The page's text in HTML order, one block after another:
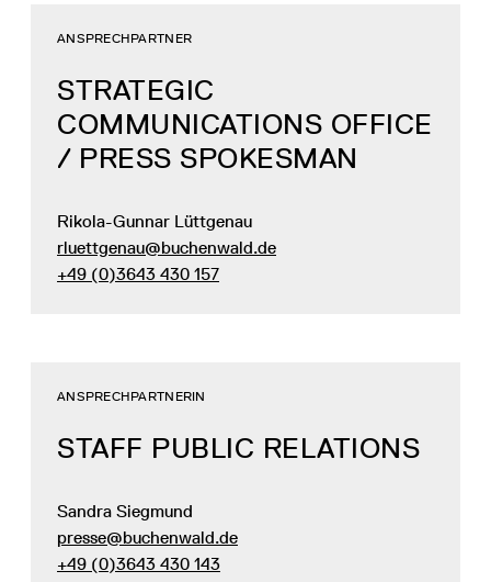
STRATEGIC
COMMUNICATIONS OFFICE
/ PRESS SPOKESMAN
ANSPRECHPARTNER
Rikola-Gunnar Lüttgenau
rluettgenau@buchenwald.de
+49 (0)3643 430 157
STAFF PUBLIC RELATIONS
ANSPRECHPARTNERIN
Sandra Siegmund
presse@buchenwald.de
+49 (0)3643 430 143